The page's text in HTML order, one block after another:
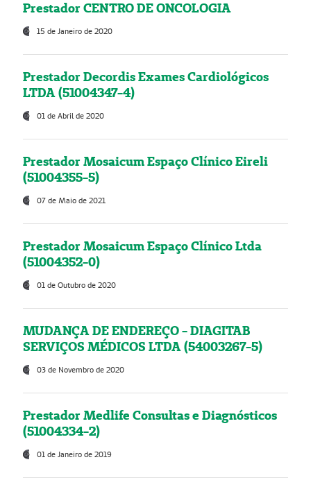
Prestador CENTRO DE ONCOLOGIA
15 de Janeiro de 2020
Prestador Decordis Exames Cardiológicos
LTDA (51004347-4)
01 de Abril de 2020
Prestador Mosaicum Espaço Clínico Eireli
(51004355-5)
07 de Maio de 2021
Prestador Mosaicum Espaço Clínico Ltda
(51004352-0)
01 de Outubro de 2020
MUDANÇA DE ENDEREÇO - DIAGITAB
SERVIÇOS MÉDICOS LTDA (54003267-5)
03 de Novembro de 2020
Prestador Medlife Consultas e Diagnósticos
(51004334-2)
01 de Janeiro de 2019